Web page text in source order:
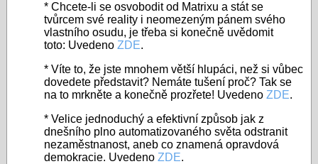
* Chcete-li se osvobodit od Matrixu a stát se
tvůrcem své reality i neomezeným pánem svého
vlastního osudu, je třeba si konečně uvědomit
toto: Uvedeno ZDE.
* Víte to, že jste mnohem větší hlupáci, než si vůbec
dovedete představit? Nemáte tušení proč? Tak se
na to mrkněte a konečně prozřete! Uvedeno ZDE.
* Velice jednoduchý a efektivní způsob jak z
dnešního plno automatizovaného světa odstranit
nezaměstnanost, aneb co znamená opravdová
demokracie. Uvedeno ZDE.